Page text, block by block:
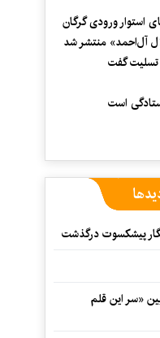
استوار ورودی گرگان
آل‌احمد» منتشر شد
گفت
است
پیشکسوت درگذشت
در آیین «سر این قلم